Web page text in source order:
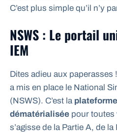
C’est plus simple qu’il n’y
NSWS : Le portail
IEM
Dites adieu aux paperasses
a mis en place le National
(NSWS). C’est la
dématérialisée pour toutes
s’agisse de la Partie A, de